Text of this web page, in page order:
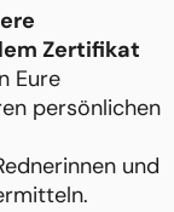
Zertifikat
Eure
persönlichen
und